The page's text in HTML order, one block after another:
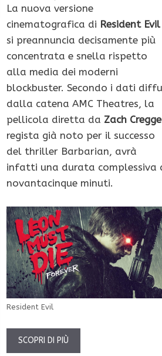
La nuova versione
cinematografica di Resident Evil
si preannuncia decisamente più
concentrata e snella rispetto
alla media dei moderni
blockbuster. Secondo i dati
dalla catena AMC Theatres, la
pellicola diretta da Zach
regista già noto per il successo
del thriller Barbarian, avrà
infatti una durata complessiva
novantacinque minuti.
Resident Evil
SCOPRI DI PIÙ